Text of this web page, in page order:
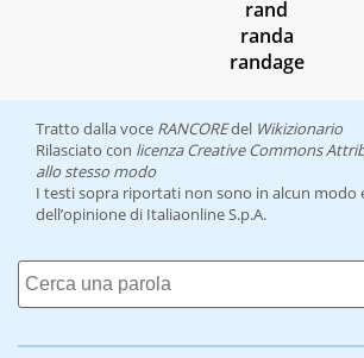
rand
randa
randage
Tratto dalla voce RANCOREdel Wikizionario
Rilasciato con licenza Creative Commons
allo stesso modo
I testi sopra riportati non sono in alcun modo
dell’opinione di Italiaonline S.p.A.